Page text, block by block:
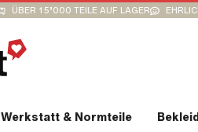
ÜBER 15’000 TEILE AUF LAGER
Werkstatt & Normteile